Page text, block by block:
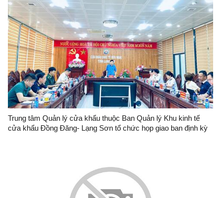
Trung tâm Quản lý cửa khẩu thuộc Ban Quản lý Khu kinh tế
cửa khẩu Đồng Đăng- Lạng Sơn tổ chức họp giao ban định kỳ